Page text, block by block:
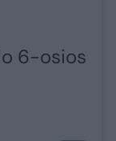
6-osios